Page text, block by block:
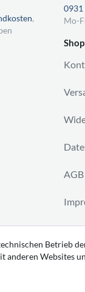
,
0931
Mo-
AGB
Betrieb
Websites